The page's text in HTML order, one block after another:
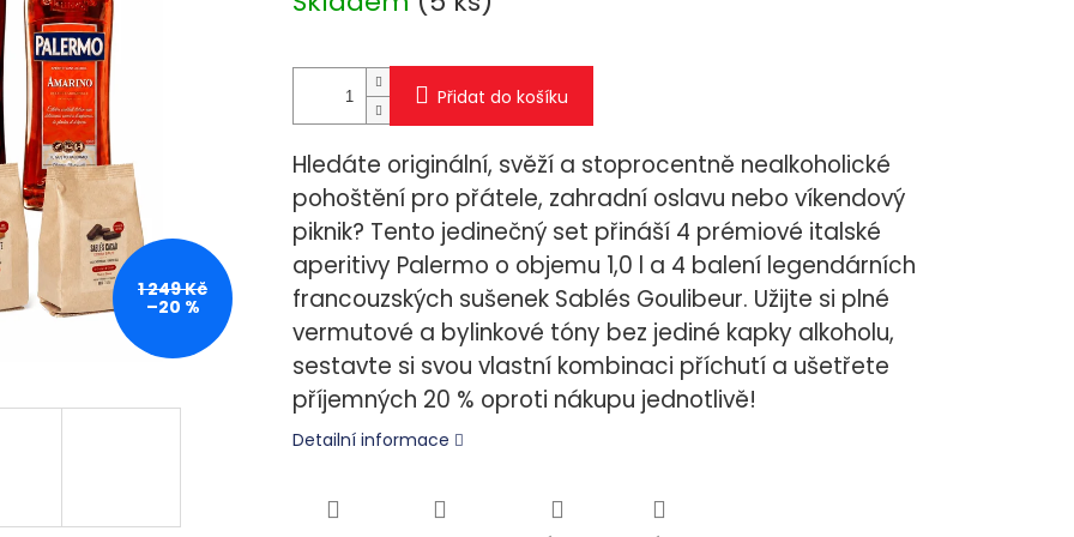
1 249 Kč
–20 %
Přidat do košíku
Hledáte originální, svěží a stoprocentně nealkoholické
pohoštění pro přátele, zahradní oslavu nebo víkendový
piknik? Tento jedinečný set přináší 4 prémiové italské
aperitivy Palermo o objemu 1,0 l a 4 balení legendárních
francouzských sušenek Sablés Goulibeur. Užijte si plné
vermutové a bylinkové tóny bez jediné kapky alkoholu,
sestavte si svou vlastní kombinaci příchutí a ušetřete
příjemných 20 % oproti nákupu jednotlivě!
Detailní informace